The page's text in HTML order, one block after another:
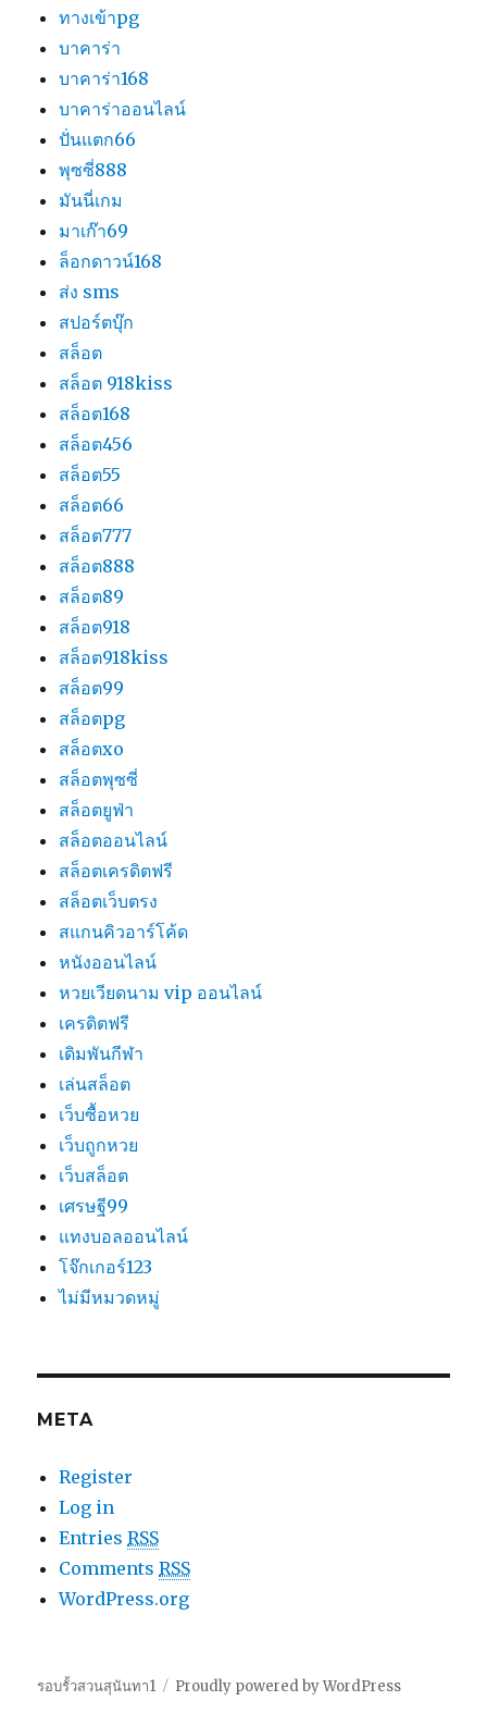
ทางเข้าpg
บาคาร่า
บาคาร่า168
บาคาร่าออนไลน์
ปั่นแตก66
พุซซี่888
มันนี่เกม
มาเก๊า69
ล็อกดาวน์168
ส่ง sms
สปอร์ตบุ๊ก
สล็อต
สล็อต 918kiss
สล็อต168
สล็อต456
สล็อต55
สล็อต66
สล็อต777
สล็อต888
สล็อต89
สล็อต918
สล็อต918kiss
สล็อต99
สล็อตpg
สล็อตxo
สล็อตพุซซี่
สล็อตยูฟ่า
สล็อตออนไลน์
สล็อตเครดิตฟรี
สล็อตเว็บตรง
สแกนคิวอาร์โค้ด
หนังออนไลน์
หวยเวียดนาม vip ออนไลน์
เครดิตฟรี
เดิมพันกีฬา
เล่นสล็อต
เว็บซื้อหวย
เว็บถูกหวย
เว็บสล็อต
เศรษฐี99
แทงบอลออนไลน์
โจ๊กเกอร์123
ไม่มีหมวดหมู่
META
Register
Log in
EntriesRSS
CommentsRSS
WordPress.org
รอบรั้วสวนสุนันทา1 Proudly powered by WordPress